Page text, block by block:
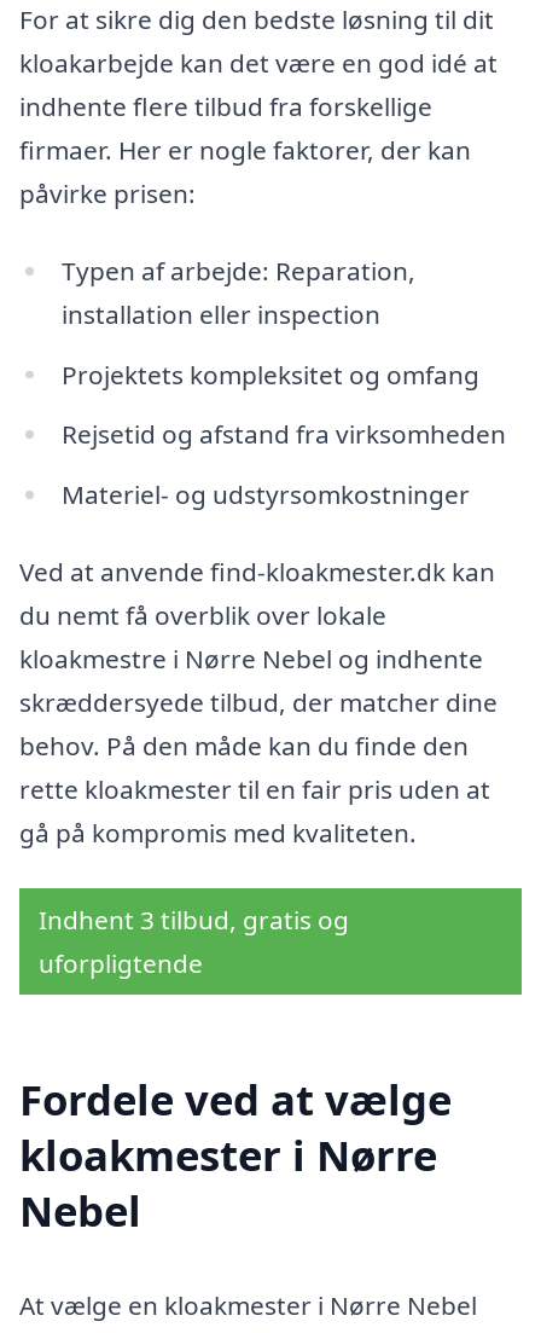
For at sikre dig den bedste løsning til dit
kloakarbejde kan det være en god idé at
indhente flere tilbud fra forskellige
firmaer. Her er nogle faktorer, der kan
påvirke prisen:
Typen af arbejde: Reparation,
installation eller inspection
Projektets kompleksitet og omfang
Rejsetid og afstand fra virksomheden
Materiel- og udstyrsomkostninger
Ved at anvende find-kloakmester.dk kan
du nemt få overblik over lokale
kloakmestre i Nørre Nebel og indhente
skræddersyede tilbud, der matcher dine
behov. På den måde kan du finde den
rette kloakmester til en fair pris uden at
gå på kompromis med kvaliteten.
Indhent 3 tilbud, gratis og
uforpligtende
Fordele ved at vælge
kloakmester i Nørre
Nebel
At vælge en kloakmester i Nørre Nebel